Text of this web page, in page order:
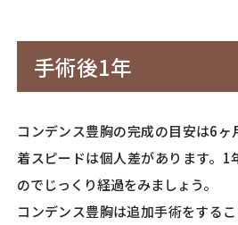
手術後1年
コンデンス豊胸の完成の目安は6ヶ
着スピードは個人差があります。1
のでじっくり経過をみましょう。
コンデンス豊胸は追加手術をする